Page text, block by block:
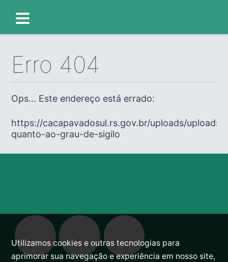
Erro 404
Ops... Este endereço está errado:
https://cacapavadosul.rs.gov.br/uploads/
quanto-ao-grau-de-sigilo
Utilizamos cookies e outras tecnologias para
aprimorar sua navegação e experiência em nosso site,